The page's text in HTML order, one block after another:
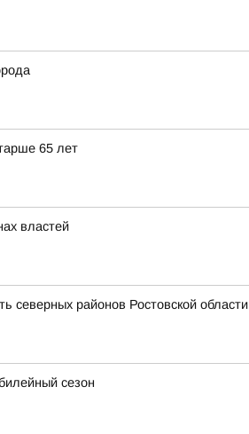
65 лет
властей
северных районов Ростовской области
сезон